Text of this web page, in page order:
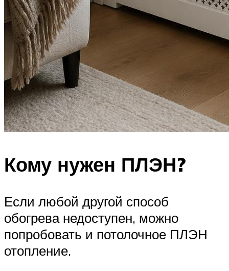
Кому нужен ПЛЭН?
Если любой другой способ
обогрева недоступен, можно
попробовать и потолочное ПЛЭН
отопление.